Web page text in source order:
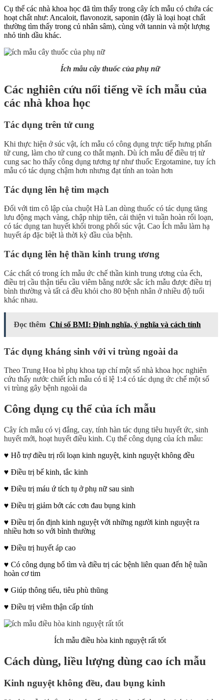
Cụ thể các nhà khoa học đã tìm thấy trong cây ích mẫu có chứa các
hoạt chất như: Ancaloit, flavonozit, saponin (đây là loại hoạt chất
thường tìm thấy trong củ nhân sâm), cùng với tannin và một lượng
nhỏ tinh dầu khác.
Ích mẫu cây thuốc của phụ nữ
Các nghiên cứu nổi tiếng về ích mẫu của
các nhà khoa học
Tác dụng trên tử cung
Khi thực hiện ở súc vật, ích mẫu có công dụng trực tiếp hưng phấn
tử cung, làm cho tử cung co thắt mạnh. Dù ích mẫu để điều trị tử
cung sac ho thấy công dụng tương tự như thuốc Ergotamine, tuy ích
mẫu có tác dụng chậm hơn nhưng đạt tính an toàn hơn
Tác dụng lên hệ tim mạch
Đối với tim cô lập của chuột Hà Lan dùng thuốc có tác dụng tăng
lưu động mạch vàng, chập nhịp tiên, cải thiện vi tuần hoàn rối loạn,
có tác dụng tan huyết khối trong phổi súc vật. Cao Ích mẫu làm hạ
huyết áp đặc biệt là thời kỳ đầu của bệnh.
Tác dụng lên hệ thần kinh trung ương
Các chất có trong ích mẫu ức chế thần kinh trung ương của ếch,
điều trị cầu thận tiểu cầu viêm bằng nước sắc ích mẫu được điều trị
bình thường và tất cả đều khỏi cho 80 bệnh nhân ở nhiều độ tuổi
khác nhau.
Đọc thêm Chỉ số BMI: Định nghĩa, ý nghĩa và cách tính
Tác dụng kháng sinh với vi trùng ngoài da
Theo Trung Hoa bì phụ khoa tạp chí một số nhà khoa học nghiên
cứu thấy nước chiết ích mẫu có tỉ lệ 1:4 có tác dụng ức chế một số
vi trùng gây bệnh ngoài da
Công dụng cụ thể của ích mẫu
Cây ích mẫu có vị đắng, cay, tính hàn tác dụng tiêu huyết ức, sinh
huyết mới, hoạt huyết điều kinh. Cụ thể công dụng của ích mẫu:
♥ Hỗ trợ điều trị rối loạn kinh nguyệt, kinh nguyệt không đều
♥ Điều trị bế kinh, tắc kinh
♥ Điều trị máu ứ tích tụ ở phụ nữ sau sinh
♥ Điều trị giảm bớt các cơn đau bụng kinh
♥ Điều trị ổn định kinh nguyệt với những người kinh nguyệt ra
nhiều hơn so với bình thường
♥ Điều trị huyết áp cao
♥ Có công dụng bổ tìm và điều trị các bệnh liên quan đến hệ tuần
hoàn cơ tim
♥ Giúp thông tiểu, tiêu phù thũng
♥ Điều trị viêm thận cấp tính
Ích mẫu điều hòa kinh nguyệt rất tốt
Cách dùng, liều lượng dùng cao ích mẫu
Kinh nguyệt không đều, đau bụng kinh